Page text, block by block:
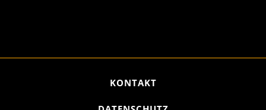
KONTAKT